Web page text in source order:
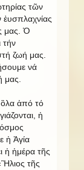
τῶν
ἐυσπλαχνίας
μας. Ὁ
τήν
ζωή μας.
νά
μας.
ὃλα ἀπό τό
ἡ
ἡ Ἁγία
ἡ ἡμέρα τῆς
τῆς